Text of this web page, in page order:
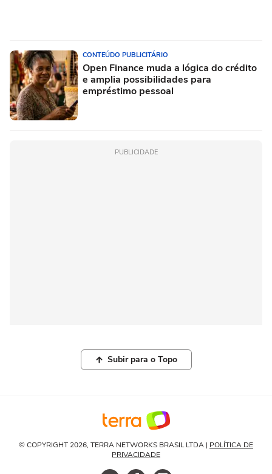
CONTEÚDO PUBLICITÁRIO
Open Finance muda a lógica do crédito
e amplia possibilidades para
empréstimo pessoal
PUBLICIDADE
Subir para o Topo
© COPYRIGHT 2026, TERRA NETWORKS BRASIL LTDA | POLÍTICA DE
PRIVACIDADE